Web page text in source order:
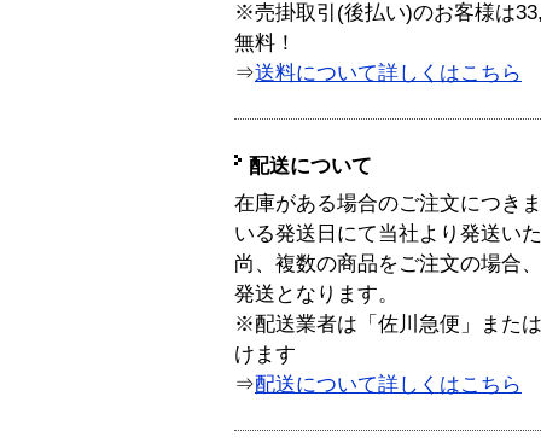
※売掛取引(後払い)のお客様は
無料！
⇒送料について詳しくはこちら
配送について
在庫がある場合のご注文につき
いる発送日にて当社より発送い
尚、複数の商品をご注文の場合
発送となります。
※配送業者は「佐川急便」また
けます
⇒配送について詳しくはこちら